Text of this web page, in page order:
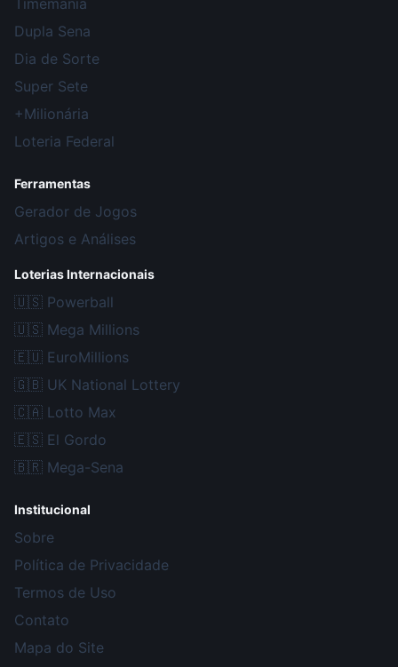
Timemania
Dupla Sena
Dia de Sorte
Super Sete
+Milionária
Loteria Federal
Ferramentas
Gerador de Jogos
Artigos e Análises
Loterias Internacionais
🇺🇸 Powerball
🇺🇸 Mega Millions
🇪🇺 EuroMillions
🇬🇧 UK National Lottery
🇨🇦 Lotto Max
🇪🇸 El Gordo
🇧🇷 Mega-Sena
Institucional
Sobre
Política de Privacidade
Termos de Uso
Contato
Mapa do Site